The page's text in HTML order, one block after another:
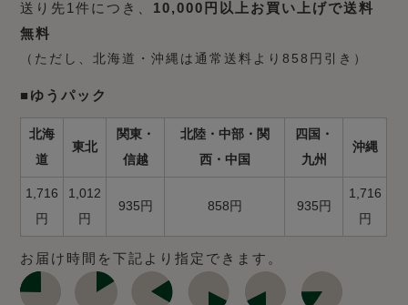
送り先1件につき、 10,000円以上お買い上げで送料
無料
（ただし、北海道・沖縄は通常送料より858円引き）
■ゆうパック
北海
道
東北
関東・
信越
北陸・中部・関
西・中国
四国・
九州
沖縄
1,716
円
1,012
円
935円 858円 935円
1,716
円
お届け時間を下記より指定できます。